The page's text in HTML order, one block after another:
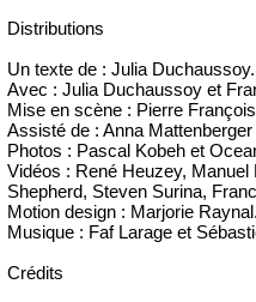
Distributions
Un texte de : Julia Duchaussoy.
Avec : Julia Duchaussoy et
Mise en scène : Pierre
Assisté de : Anna Mattenberger
Photos : Pascal Kobeh et
Vidéos : René Heuzey,
Shepherd, Steven Surina,
Motion design : Marjorie Raynal.
Musique : Faf Larage et
Crédits